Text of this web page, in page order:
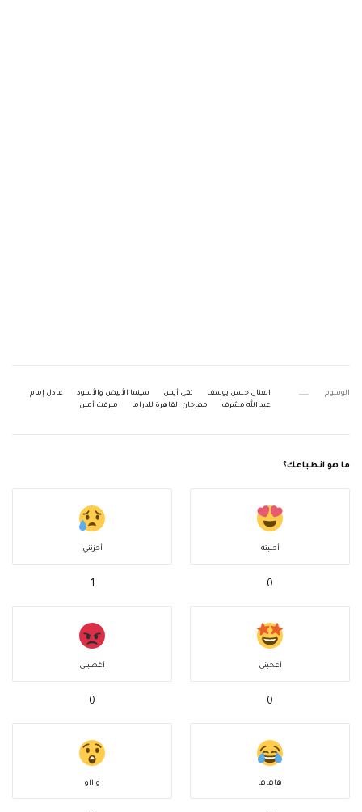
الوسوم الفنان حسن يوسف تقى أيمن سينما الأبيض والأسود
عادل إمام
عبد الله مشرف
مهرجان القاهرة للدراما ميرفت أمين
ما هو انطباعك؟
أحببته
0
أحزنني
1
أعجبني
0
أغضبني
0
هاهاها واااو